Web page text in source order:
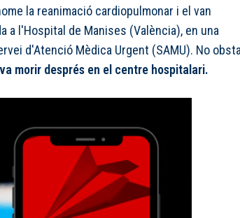
la reanimació cardiopulmonar i el van
a l'Hospital de Manises (València), en una
d'Atenció Mèdica Urgent (SAMU). No
morir després en el centre hospitalari.